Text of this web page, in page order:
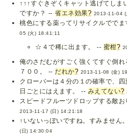
↑↑↑すぐきぞくキャット逃げてしま
ですか？ --省エネ効果? 2013-11-04
桃色にする薬ってリサイクルでで
05 (火) 18:41:11
☆４で稀に出ます。 -- 蜜柑?
俺のさだむがすごく強くてすぐ倒
７００。 -- だれか? 2013-11-08 (金)
クローバーは４分の１の確率で、
日ごとにはえます。 -- みえてない?
スピードフルーツドロップする敵
2013-11-17 (日) 14:21:18
↑いないっぽいですね。すみません
(日) 14:30:04